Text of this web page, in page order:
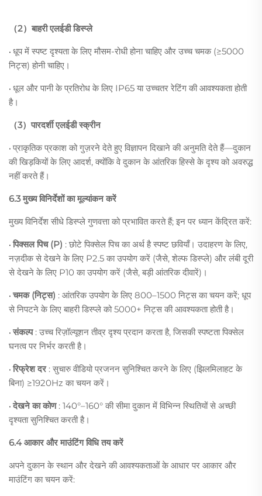
（2）बाहरी एलईडी डिस्प्ले
• धूप में स्पष्ट दृश्यता के लिए मौसम-रोधी होना चाहिए और उच्च चमक (≥5000
निट्स) होनी चाहिए।
• धूल और पानी के प्रतिरोध के लिए IP65 या उच्चतर रेटिंग की आवश्यकता होती
है।
（3）पारदर्शी एलईडी स्क्रीन
• प्राकृतिक प्रकाश को गुज़रने देते हुए विज्ञापन दिखाने की अनुमति देते हैं—दुकान
की खिड़कियों के लिए आदर्श, क्योंकि वे दुकान के आंतरिक हिस्से के दृश्य को अवरुद्ध
नहीं करते हैं।
6.3 मुख्य विनिर्देशों का मूल्यांकन करें
मुख्य विनिर्देश सीधे डिस्प्ले गुणवत्ता को प्रभावित करते हैं; इन पर ध्यान केंद्रित करें:
• पिक्सल पिच (P) : छोटे पिक्सेल पिच का अर्थ है स्पष्ट छवियाँ। उदाहरण के लिए,
नज़दीक से देखने के लिए P2.5 का उपयोग करें (जैसे, शेल्फ डिस्प्ले) और लंबी दूरी
से देखने के लिए P10 का उपयोग करें (जैसे, बड़ी आंतरिक दीवारें)।
• चमक (निट्स) : आंतरिक उपयोग के लिए 800–1500 निट्स का चयन करें; धूप
से निपटने के लिए बाहरी डिस्प्ले को 5000+ निट्स की आवश्यकता होती है।
• संकल्प : उच्च रिज़ॉल्यूशन तीव्र दृश्य प्रदान करता है, जिसकी स्पष्टता पिक्सेल
घनत्व पर निर्भर करती है।
• रिफ्रेश दर : सुचारु वीडियो प्रजनन सुनिश्चित करने के लिए (झिलमिलाहट के
बिना) ≥1920Hz का चयन करें।
• देखने का कोण : 140°–160° की सीमा दुकान में विभिन्न स्थितियों से अच्छी
दृश्यता सुनिश्चित करती है।
6.4 आकार और माउंटिंग विधि तय करें
अपने दुकान के स्थान और देखने की आवश्यकताओं के आधार पर आकार और
माउंटिंग का चयन करें: